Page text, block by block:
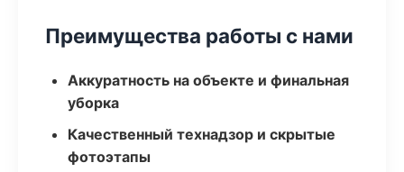
Преимущества работы с нами
Аккуратность на объекте и финальная
уборка
Качественный технадзор и скрытые
фотоэтапы